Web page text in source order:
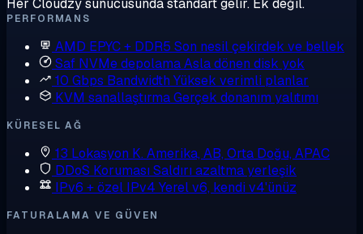
Her Cloudzy sunucusunda standart gelir. Ek değil.
PERFORMANS
AMD EPYC + DDR5 Son nesil çekirdek ve bellek
Saf NVMe depolamaAsla dönen disk yok
10 Gbps Bandwidth Yüksek verimli planlar
KVM sanallaştırmaGerçek donanım yalıtımı
KÜRESEL AĞ
13 Lokasyon K. Amerika, AB, Orta Doğu, APAC
DDoS Koruması Saldırı azaltma yerleşik
IPv6 + özel IPv4 Yerel v6, kendi v4'ünüz
FATURALAMA VE GÜVEN